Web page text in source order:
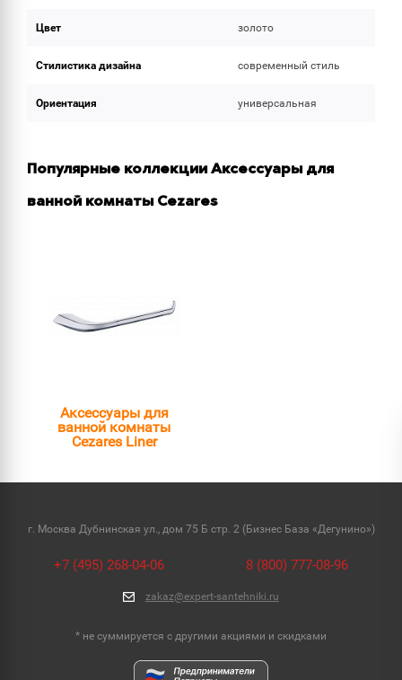
Цвет золото
Стилистика дизайна современный стиль
Ориентация универсальная
Популярные коллекции Аксессуары для
ванной комнаты Cezares
Аксессуары для
ванной комнаты
Cezares Liner
г. Москва Дубнинская ул., дом 75 Б стр. 2 (Бизнес База «Дегунино»)
+7 (495) 268-04-06 8 (800) 777-08-96
zakaz@expert-santehniki.ru
* не суммируется с другими акциями и скидками